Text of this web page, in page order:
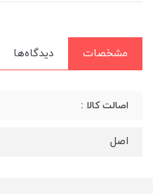
مشخصات دیدگاه‌ها
اصالت کالا :
اصل